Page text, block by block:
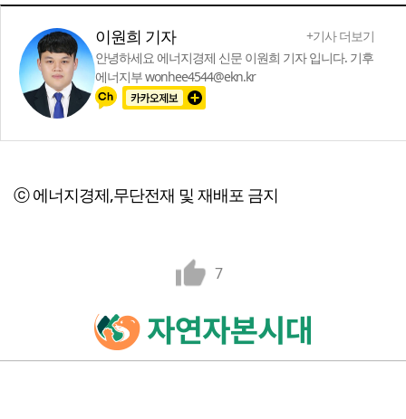
이원희 기자
+기사 더보기
안녕하세요 에너지경제 신문 이원희 기자 입니다. 기후
에너지부 wonhee4544@ekn.kr
ⓒ 에너지경제,무단전재 및 재배포 금지
7